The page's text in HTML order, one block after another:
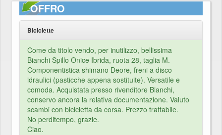
OFFRO
Biciclette
Come da titolo vendo, per inutilizzo, bellissima
Bianchi Spillo Onice Ibrida, ruota 28, taglia M.
Componentistica shimano Deore, freni a disco
idraulici (pasticche appena sostituite). Versatile e
comoda. Acquistata presso rivenditore Bianchi,
conservo ancora la relativa documentazione. Valuto
scambi con bicicletta da corsa. Prezzo trattabile.
No perditempo, grazie.
Ciao.